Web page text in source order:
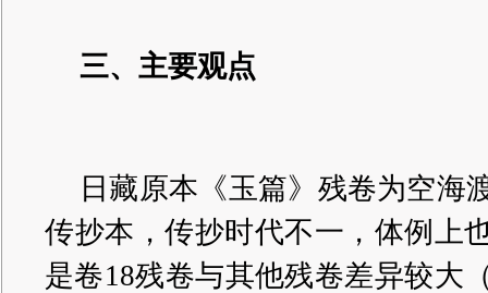
三、主要观点
日藏原本《玉篇》残卷为空海
传抄本，传抄时代不一，体例上
是卷18残卷与其他残卷差异较大